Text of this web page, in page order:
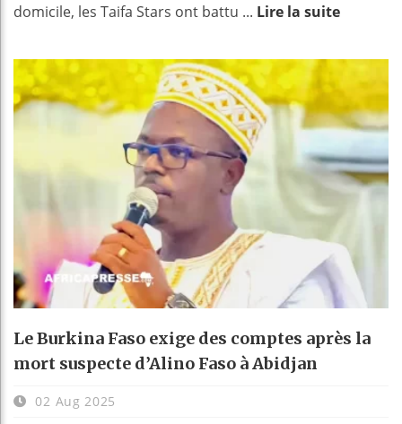
domicile, les Taifa Stars ont battu ... Lire la suite
Le Burkina Faso exige des comptes après la
mort suspecte d’Alino Faso à Abidjan
02 Aug 2025